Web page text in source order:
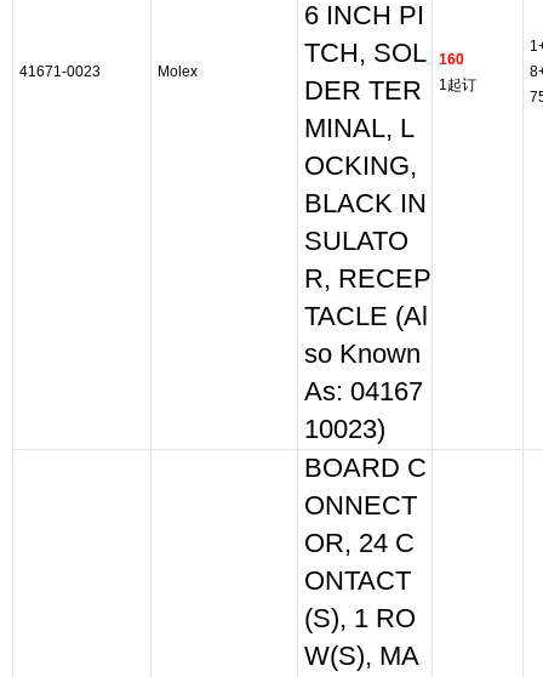
41671-0023 Molex
6 INCH PI
TCH, SOL
DER TER
MINAL, L
OCKING,
BLACK IN
SULATO
R, RECEP
TACLE (Al
so Known
As: 04167
10023)
160
1起订
BOARD C
ONNECT
OR, 24 C
ONTACT
(S), 1 RO
W(S), MA